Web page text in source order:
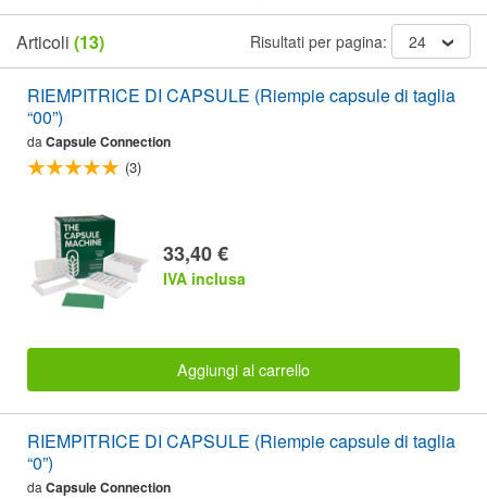
Articoli (13) Risultati per pagina: 24
RIEMPITRICE DI CAPSULE (Riempie capsule di taglia
“00”)
daCapsule Connection
(3)
33,40 €
IVA inclusa
Aggiungi al carrello
RIEMPITRICE DI CAPSULE (Riempie capsule di taglia
“0”)
da Capsule Connection